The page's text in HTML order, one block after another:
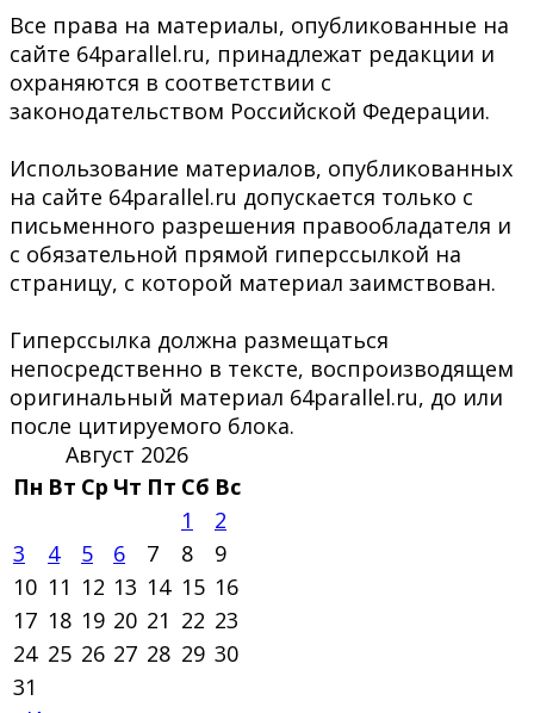
Все права на материалы, опубликованные на
сайте 64parallel.ru, принадлежат редакции и
охраняются в соответствии с
законодательством Российской Федерации.
Использование материалов, опубликованных
на сайте 64parallel.ru допускается только с
письменного разрешения правообладателя и
с обязательной прямой гиперссылкой на
страницу, с которой материал заимствован.
Гиперссылка должна размещаться
непосредственно в тексте, воспроизводящем
оригинальный материал 64parallel.ru, до или
после цитируемого блока.
Август 2026
Пн Вт Ср Чт Пт Сб Вс
1
2
3
4 5 6 7 8
9
10 11 12 13 14 15 16
17 18 19 20 21 22 23
24 25 26 27 28 29 30
31